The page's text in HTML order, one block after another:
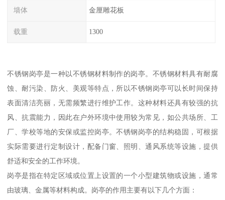
墙体 金厘雕花板
载重 1300
不锈钢岗亭是一种以不锈钢材料制作的岗亭。不锈钢材料具有耐腐
蚀、耐污染、防火、美观等特点，所以不锈钢岗亭可以长时间保持
表面清洁亮丽，无需频繁进行维护工作。这种材料还具有较强的抗
风、抗震能力，因此在户外环境中使用较为常见，如公共场所、工
厂、学校等地的安保或监控岗亭。不锈钢岗亭的结构稳固，可根据
实际需要进行定制设计，配备门窗、照明、通风系统等设施，提供
舒适和安全的工作环境。
岗亭是指在特定区域或位置上设置的一个小型建筑物或设施，通常
由玻璃、金属等材料构成。岗亭的作用主要有以下几个方面：